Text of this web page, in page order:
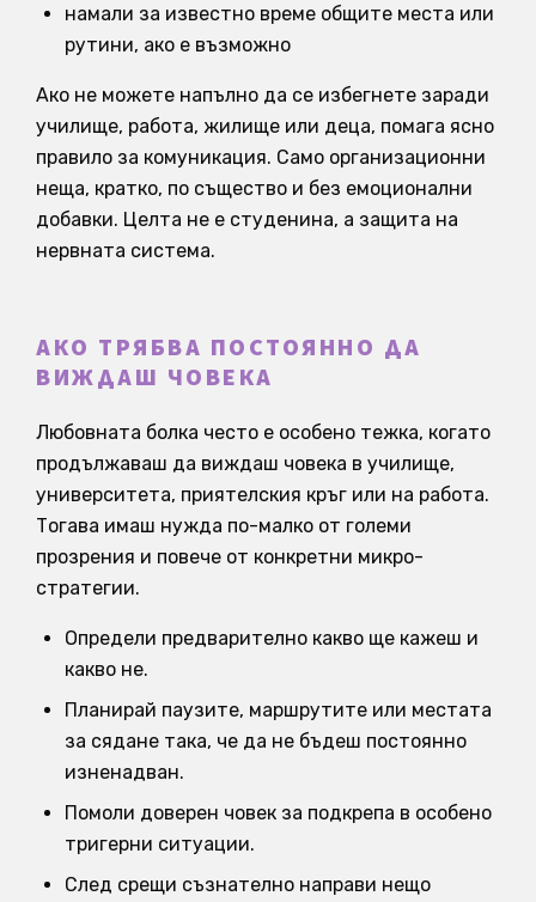
намали за известно време общите места или
рутини, ако е възможно
Ако не можете напълно да се избегнете заради
училище, работа, жилище или деца, помага ясно
правило за комуникация. Само организационни
неща, кратко, по същество и без емоционални
добавки. Целта не е студенина, а защита на
нервната система.
АКО ТРЯБВА ПОСТОЯННО ДА
ВИЖДАШ ЧОВЕКА
Любовната болка често е особено тежка, когато
продължаваш да виждаш човека в училище,
университета, приятелския кръг или на работа.
Тогава имаш нужда по-малко от големи
прозрения и повече от конкретни микро-
стратегии.
Определи предварително какво ще кажеш и
какво не.
Планирай паузите, маршрутите или местата
за сядане така, че да не бъдеш постоянно
изненадван.
Помоли доверен човек за подкрепа в особено
тригерни ситуации.
След срещи съзнателно направи нещо